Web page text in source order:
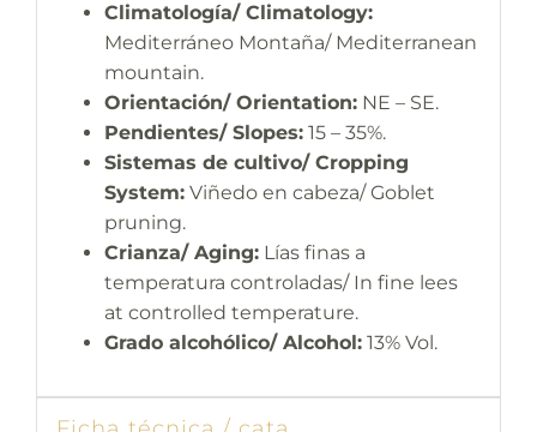
Climatología/ Climatology:
Mediterráneo Montaña/ Mediterranean
mountain.
Orientación/ Orientation:NE – SE.
Pendientes/ Slopes:15 – 35%.
Sistemas de cultivo/ Cropping
System:Viñedo en cabeza/ Goblet
pruning.
Crianza/ Aging:Lías finas a
temperatura controladas/ In fine lees
at controlled temperature.
Grado alcohólico/ Alcohol:13% Vol.